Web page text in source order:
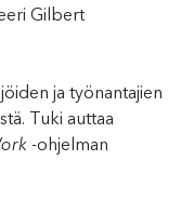
Gilbert
ja työnantajien
Tuki auttaa
-ohjelman